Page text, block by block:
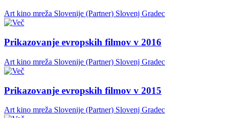
Art kino mreža Slovenije (Partner) Slovenj Gradec
Prikazovanje evropskih filmov v 2016
Art kino mreža Slovenije (Partner) Slovenj Gradec
Prikazovanje evropskih filmov v 2015
Art kino mreža Slovenije (Partner) Slovenj Gradec